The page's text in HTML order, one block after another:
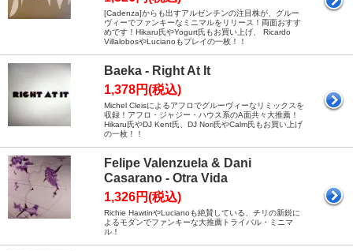
[Cadenza]からも出すアルゼンチンの注目株が、グルー
ヴィーでファンキーなミニマルをリリース！両面おすす
めです！Hikaru氏やYogurt氏もお買い上げ、 Ricardo
VillalobosやLucianoもプレイの一枚！！
Baeka - Right At It
1,378円(税込)
Michel Cleisによるアフロでグルーヴィーなリミックスを
収録！アフロ・ジャジー・ハウス系のA面共々大推薦！
Hikaru氏やDJ Kent氏、DJ Nori氏やCalm氏もお買い上げ
の一枚！！
Felipe Valenzuela & Dani
Casarano - Otra Vida
1,326円(税込)
Richie HawtinやLucianoも絶賛している、チリの新鋭に
よるモダンでファンキーな大推薦トライバル・ミニマ
ル！